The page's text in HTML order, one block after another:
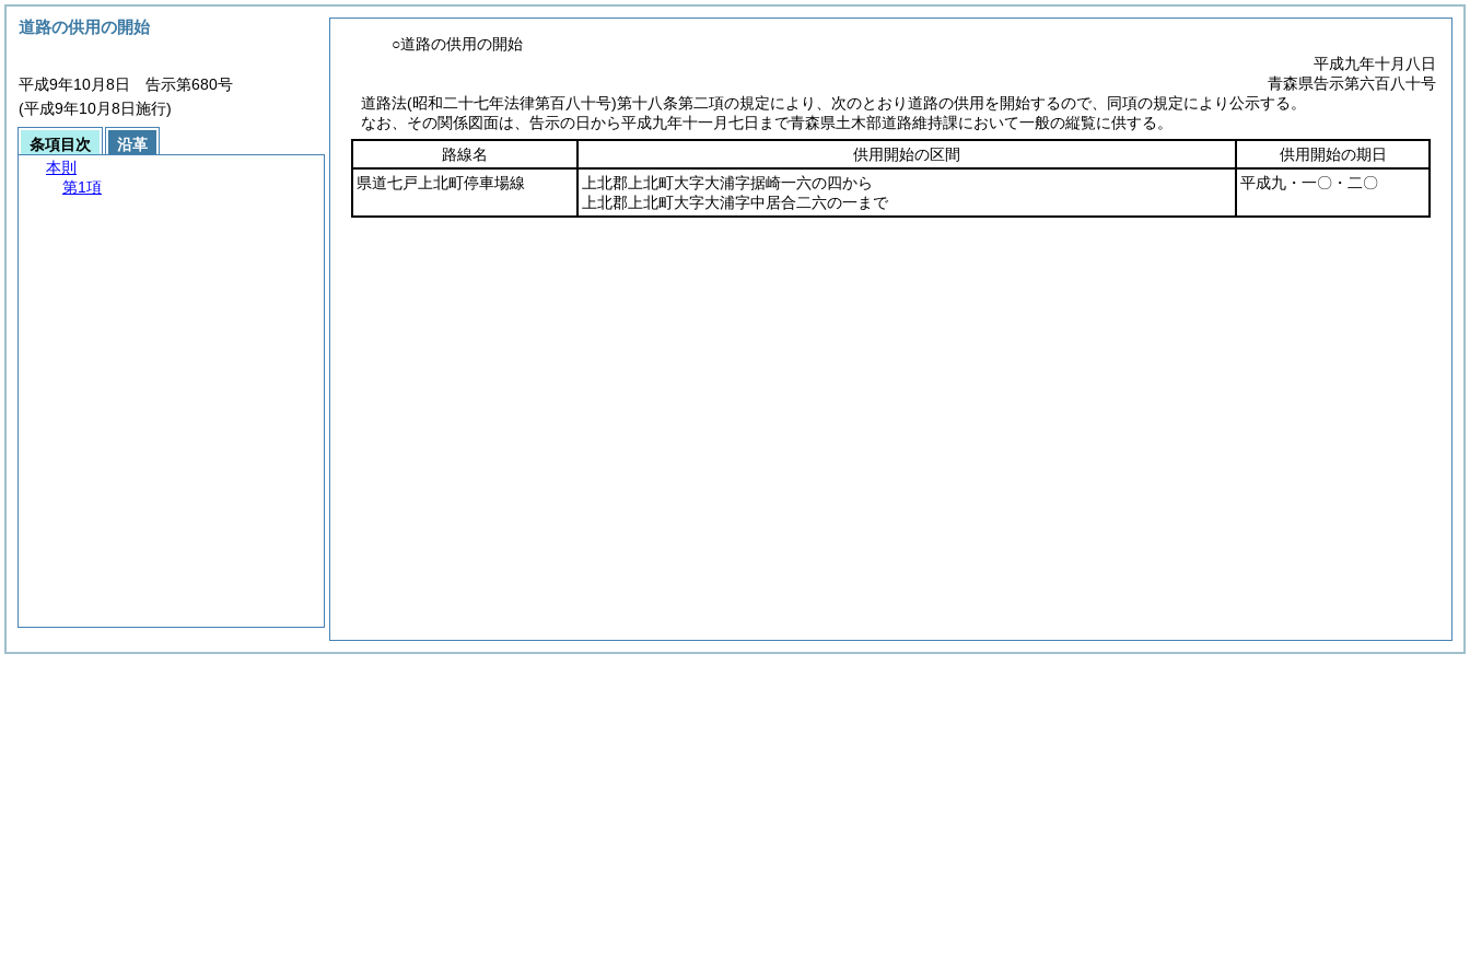
○道路の供用の開始
平成九年十月八日
青森県告示第六百八十号
道路法(昭和二十七年法律第百八十号)第十八条第二項の規定により、次のとおり道路の供用を開始するので、同項の規定により公示する。
なお、その関係図面は、告示の日から平成九年十一月七日まで青森県土木部道路維持課において一般の縦覧に供する。
路線名
供用開始の区間
供用開始の期日
県道七戸上北町停車場線
上北郡上北町大字大浦字据崎一六の四から
上北郡上北町大字大浦字中居合二六の一まで
平成九・一〇・二〇
道路の供用の開始
平成9年10月8日 告示第680号
(平成9年10月8日施行)
条項目次
沿革
本則
第1項